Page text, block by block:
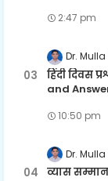
2:47 pm
Dr.
हिंदी दिवस
and
10:50 pm
Dr.
व्यास